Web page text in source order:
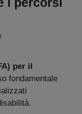
per il
fondamentale